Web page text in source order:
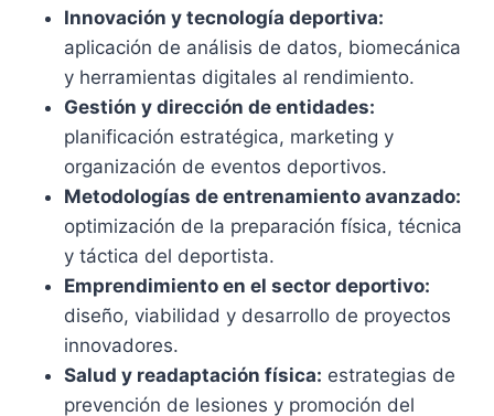
Innovación y tecnología deportiva:
aplicación de análisis de datos, biomecánica
y herramientas digitales al rendimiento.
Gestión y dirección de entidades:
planificación estratégica, marketing y
organización de eventos deportivos.
Metodologías de entrenamiento avanzado:
optimización de la preparación física, técnica
y táctica del deportista.
Emprendimiento en el sector deportivo:
diseño, viabilidad y desarrollo de proyectos
innovadores.
Salud y readaptación física: estrategias de
prevención de lesiones y promoción del